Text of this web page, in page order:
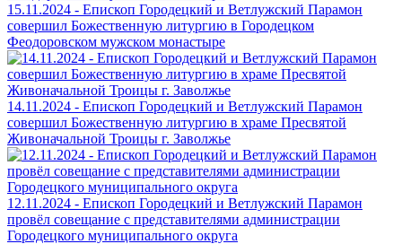
15.11.2024 - Епископ Городецкий и Ветлужский Парамон
совершил Божественную литургию в Городецком
Феодоровском мужском монастыре
14.11.2024 - Епископ Городецкий и Ветлужский Парамон
совершил Божественную литургию в храме Пресвятой
Живоначальной Троицы г. Заволжье
12.11.2024 - Епископ Городецкий и Ветлужский Парамон
провёл совещание с представителями администрации
Городецкого муниципального округа